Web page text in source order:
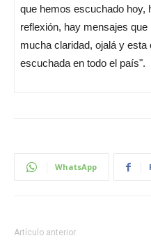
que hemos escuchado hoy,
reflexión, hay mensajes
mucha claridad, ojalá y
escuchada en todo el país".
WhatsApp
Artículo anterior